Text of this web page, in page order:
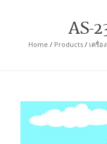
AS-
Home / Products/ เครื่อ